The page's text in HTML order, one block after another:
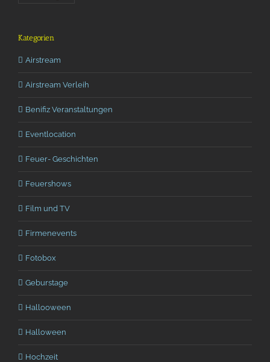
Kategorien
Airstream
Airstream Verleih
Benifiz Veranstaltungen
Eventlocation
Feuer- Geschichten
Feuershows
Film und TV
Firmenevents
Fotobox
Geburstage
Hallooween
Halloween
Hochzeit